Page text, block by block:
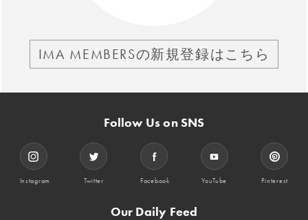
IMA MEMBERSの新規登録はこちら
Follow Us on SNS
Instagram Twitter Facebook YouTube Pinterest
Our Daily Feed